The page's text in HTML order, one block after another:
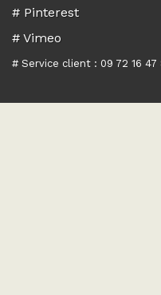
# Pinterest
# Vimeo
# Service client : 09 72 16 47